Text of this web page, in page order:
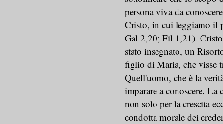
persona viva da
Cristo, in cui leggiamo il
Gal 2,20; Fil 1,21). Cristo
stato insegnato, un
figlio di Maria, che visse
Quell'uomo, che è la
imparare a conoscere. La
non solo per la crescita
condotta morale dei